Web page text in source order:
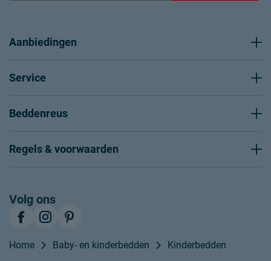
Aanbiedingen
Service
Beddenreus
Regels & voorwaarden
Volg ons
Home Baby- en kinderbedden Kinderbedden